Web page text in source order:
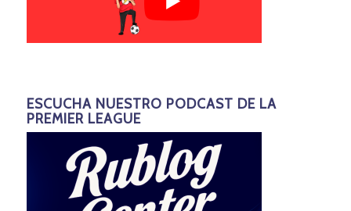
ESCUCHA NUESTRO PODCAST DE LA
PREMIER LEAGUE